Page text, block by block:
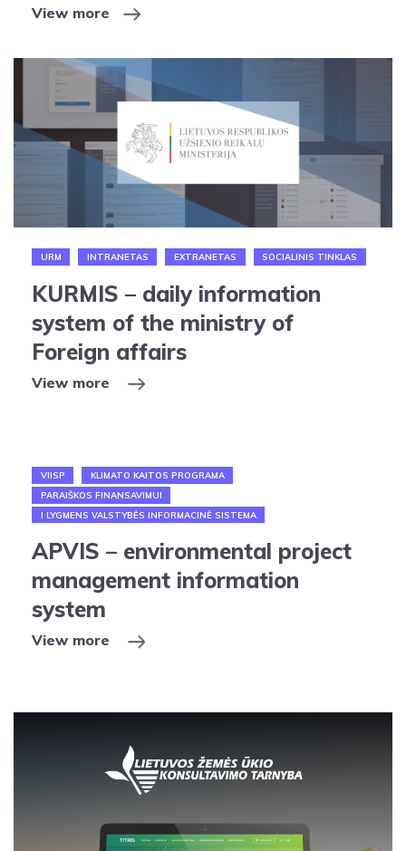
View more
URM INTRANETAS EXTRANETAS SOCIALINIS TINKLAS
KURMIS – daily information
system of the ministry of
Foreign affairs
View more
VIISP
KLIMATO KAITOS PROGRAMA
PARAIŠKOS FINANSAVIMUI
I LYGMENS VALSTYBĖS INFORMACINĖ SISTEMA
APVIS – environmental project
management information
system
View more